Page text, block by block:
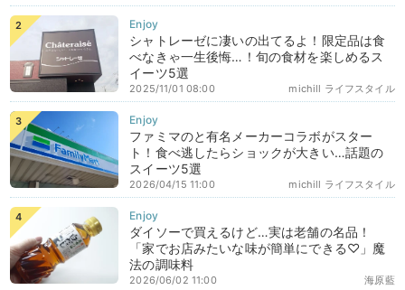
シャトレーゼに凄いの出てるよ！限定品は食
べなきゃ一生後悔…！旬の食材を楽しめるス
イーツ5選
michill ライフスタイル
2025/11/01 08:00
ファミマのと有名メーカーコラボがスター
ト！食べ逃したらショックが大きい…話題の
スイーツ5選
michill ライフスタイル
2026/04/15 11:00
ダイソーで買えるけど…実は老舗の名品！
「家でお店みたいな味が簡単にできる♡」魔
法の調味料
海原藍
2026/06/02 11:00